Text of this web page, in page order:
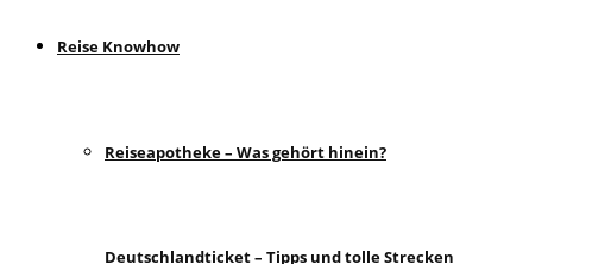
Reise Knowhow
Reiseapotheke – Was gehört hinein?
Deutschlandticket – Tipps und tolle Strecken